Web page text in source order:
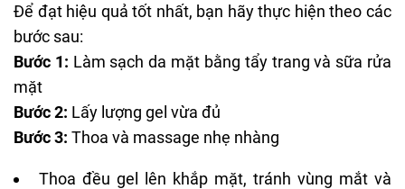
Để đạt hiệu quả tốt nhất, bạn hãy thực hiện theo các
bước sau:
Bước 1: Làm sạch da mặt bằng tẩy trang và sữa rửa
mặt
Bước 2: Lấy lượng gel vừa đủ
Bước 3: Thoa và massage nhẹ nhàng
Thoa đều gel lên khắp mặt, tránh vùng mắt và